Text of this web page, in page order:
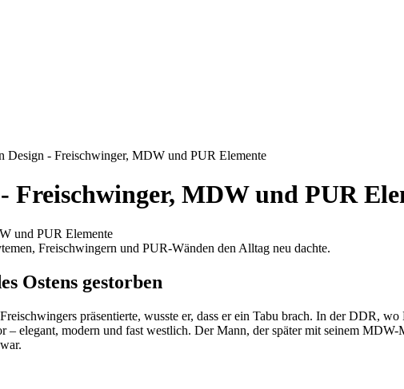
Design - Freischwinger, MDW und PUR Elemente
Freischwinger, MDW und PUR
Freischwingern und PUR-Wänden den Alltag neu dachte.
Ostens gestorben
präsentierte, wusste er, dass er ein Tabu brach. In der DDR,
– elegant, modern und fast westlich. Der Mann, der später mit seinem